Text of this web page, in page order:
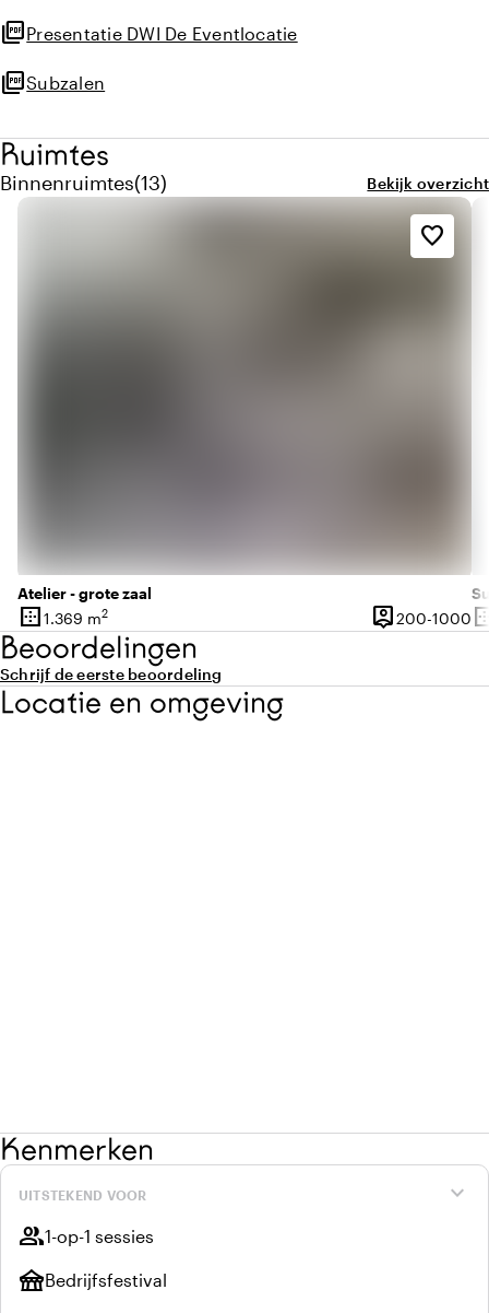
picture_as_pdfPresentatie DWI De Eventlocatie
picture_as_pdfSubzalen
Ruimtes
Binnenruimtes
Aantal binnenruimtes: 13
(13) Bekijk overzicht
Atelier - grote zaal
border_outer
Oppervlakte
1.369 m2 person_pin
Capaciteit
200-1000
favorite_border
Beoordelingen
Schrijf de eerste beoordeling
Locatie en omgeving
Kenmerken
expand_more
UITSTEKEND VOOR
group1-op-1 sessies
festivalBedrijfsfestival